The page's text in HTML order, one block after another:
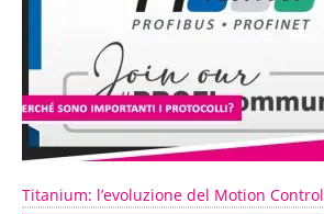
Titanium: l’evoluzione del Motion Control